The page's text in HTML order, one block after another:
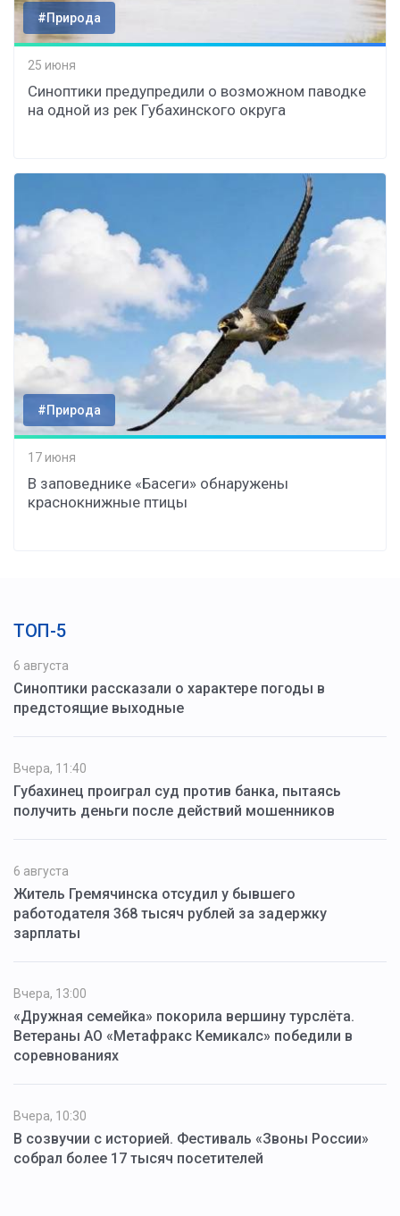
#Природа
25 июня
Синоптики предупредили о возможном паводке
на одной из рек Губахинского округа
#Природа
17 июня
В заповеднике «Басеги» обнаружены
краснокнижные птицы
ТОП-5
6 августа
Синоптики рассказали о характере погоды в
предстоящие выходные
Вчера, 11:40
Губахинец проиграл суд против банка, пытаясь
получить деньги после действий мошенников
6 августа
Житель Гремячинска отсудил у бывшего
работодателя 368 тысяч рублей за задержку
зарплаты
Вчера, 13:00
«Дружная семейка» покорила вершину турслёта.
Ветераны АО «Метафракс Кемикалс» победили в
соревнованиях
Вчера, 10:30
В созвучии с историей. Фестиваль «Звоны России»
собрал более 17 тысяч посетителей